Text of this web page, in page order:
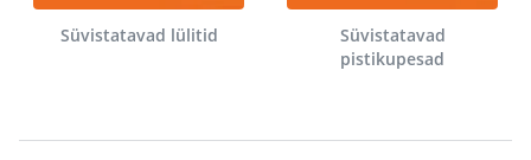
Süvistatavad lülitid
Süvistatavad
pistikupesad